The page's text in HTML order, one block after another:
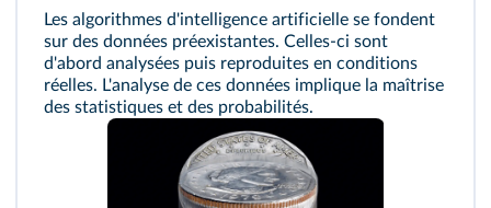
Les algorithmes d'intelligence artificielle se fondent
sur des données préexistantes. Celles-ci sont
d'abord analysées puis reproduites en conditions
réelles. L'analyse de ces données implique la maîtrise
des statistiques et des probabilités.